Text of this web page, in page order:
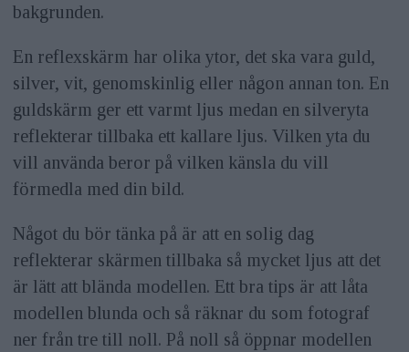
bakgrunden.
En reflexskärm har olika ytor, det ska vara guld,
silver, vit, genomskinlig eller någon annan ton. En
guldskärm ger ett varmt ljus medan en silveryta
reflekterar tillbaka ett kallare ljus. Vilken yta du
vill använda beror på vilken känsla du vill
förmedla med din bild.
Något du bör tänka på är att en solig dag
reflekterar skärmen tillbaka så mycket ljus att det
är lätt att blända modellen. Ett bra tips är att låta
modellen blunda och så räknar du som fotograf
ner från tre till noll. På noll så öppnar modellen